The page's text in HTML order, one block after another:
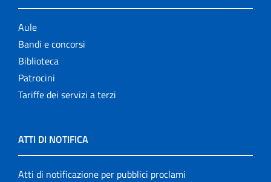
Aule
Bandi e concorsi
Biblioteca
Patrocini
Tariffe dei servizi a terzi
ATTI DI NOTIFICA
Atti di notificazione per pubblici proclami